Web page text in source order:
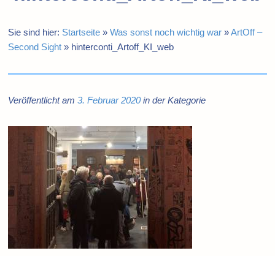
Sie sind hier: Startseite »Was sonst noch wichtig war »ArtOff –
Second Sight » hinterconti_Artoff_KI_web
Veröffentlicht am3. Februar 2020in der Kategorie